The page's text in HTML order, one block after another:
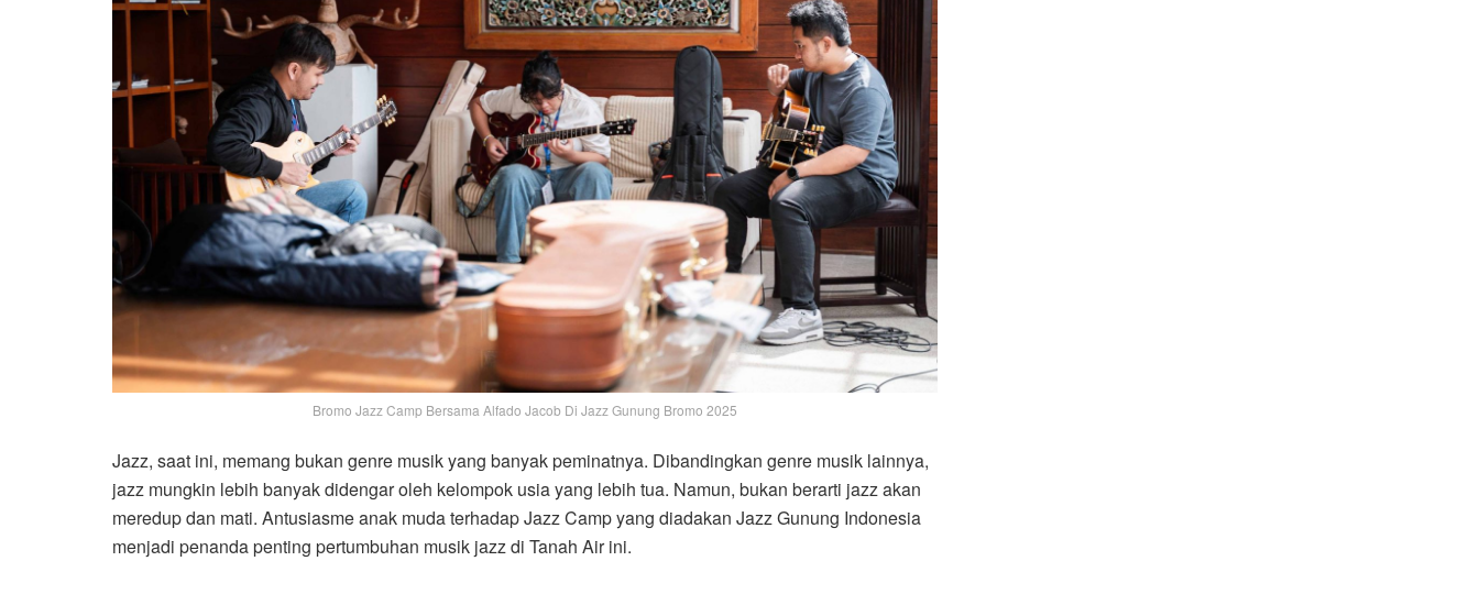
Bromo Jazz Camp Bersama Alfado Jacob Di Jazz Gunung Bromo 2025
Jazz, saat ini, memang bukan genre musik yang banyak peminatnya. Dibandingkan genre musik lainnya,
jazz mungkin lebih banyak didengar oleh kelompok usia yang lebih tua. Namun, bukan berarti jazz akan
meredup dan mati. Antusiasme anak muda terhadap Jazz Camp yang diadakan Jazz Gunung Indonesia
menjadi penanda penting pertumbuhan musik jazz di Tanah Air ini.